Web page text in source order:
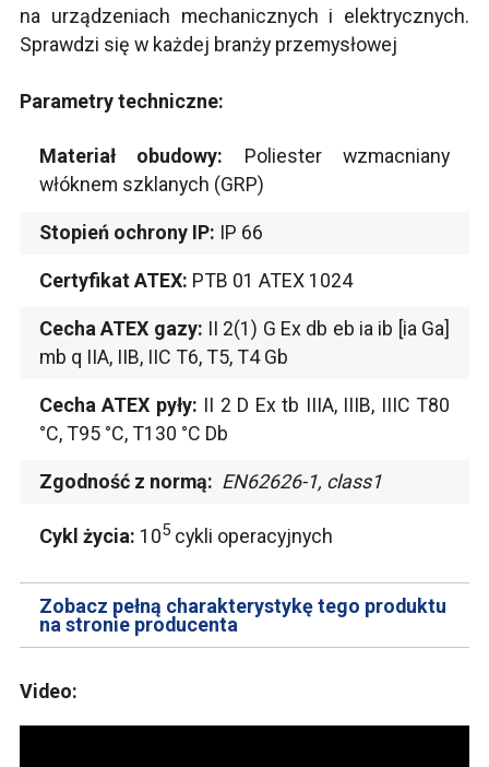
na urządzeniach mechanicznych i elektrycznych.
Sprawdzi się w każdej branży przemysłowej
Parametry techniczne:
Materiał obudowy: Poliester wzmacniany
włóknem szklanych (GRP)
Stopień ochrony IP: IP 66
Certyfikat ATEX: PTB 01 ATEX 1024
Cecha ATEX gazy: II 2(1) G Ex db eb ia ib [ia Ga]
mb q IIA, IIB, IIC T6, T5, T4 Gb
Cecha ATEX pyły: II 2 D Ex tb IIIA, IIIB, IIIC T80
°C, T95 °C, T130 °C Db
Zgodność z normą: EN62626-1, class1
Cykl życia: 105cykli operacyjnych
Zobacz pełną charakterystykę tego produktu
na stronie producenta
Video: